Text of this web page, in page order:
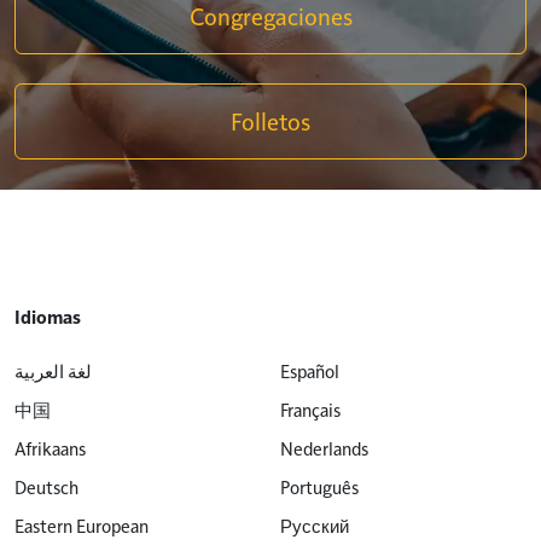
Congregaciones
Folletos
Idiomas
لغة العربية
中国
Afrikaans
Deutsch
Eastern European
Español
Français
Nederlands
Português
Русский